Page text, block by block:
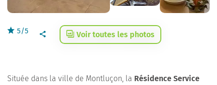
5/5 Voir toutes les photos
Située dans la ville de Montluçon, la Résidence Service